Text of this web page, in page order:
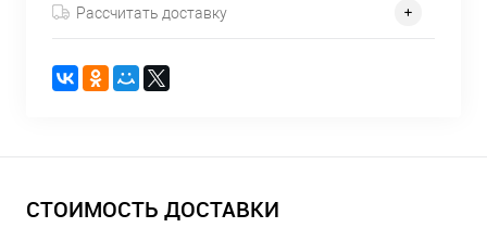
Рассчитать доставку
СТОИМОСТЬ ДОСТАВКИ